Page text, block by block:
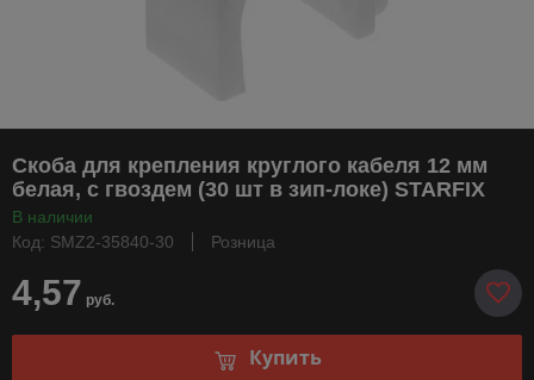
Скоба для крепления круглого кабеля 12 мм
белая, с гвоздем (30 шт в зип-локе) STARFIX
В наличии
Код: SMZ2-35840-30
Розница
4,57 руб.
Купить